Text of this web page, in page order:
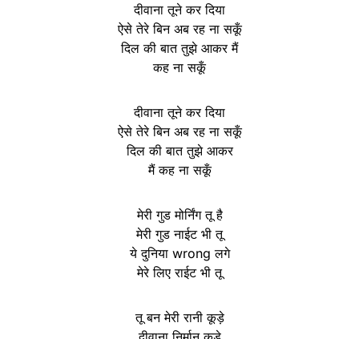
दीवाना तूने कर दिया
ऐसे तेरे बिन अब रह ना सकूँ
दिल की बात तुझे आकर मैं
कह ना सकूँ
दीवाना तूने कर दिया
ऐसे तेरे बिन अब रह ना सकूँ
दिल की बात तुझे आकर
मैं कह ना सकूँ
मेरी गुड मोर्निंग तू है
मेरी गुड नाईट भी तू
ये दुनिया wrong लगे
मेरे लिए राईट भी तू
तू बन मेरी रानी कूड़े